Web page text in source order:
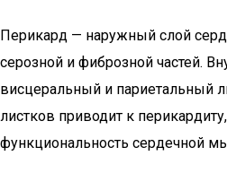
Перикард — наружный слой
серозной и фиброзной частей.
висцеральный и париетальный
листков приводит к
функциональность сердечной